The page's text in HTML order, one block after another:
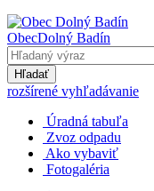
ObecDolný Badín
Hľadať
rozšírené vyhľadávanie
Úradná tabuľa
Zvoz odpadu
Ako vybaviť
Fotogaléria